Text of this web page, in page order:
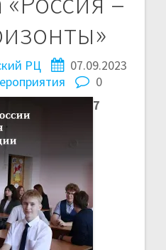
РЦ
07.09.2023
0
7